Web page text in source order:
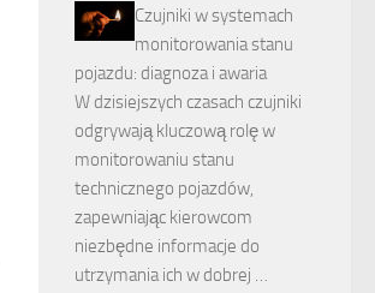
Czujniki w systemach
monitorowania stanu
pojazdu: diagnoza i awaria
W dzisiejszych czasach czujniki
odgrywają kluczową rolę w
monitorowaniu stanu
technicznego pojazdów,
zapewniając kierowcom
niezbędne informacje do
utrzymania ich w dobrej …